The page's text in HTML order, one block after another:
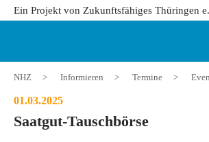
Ein Projekt von Zukunftsfähiges Thüringen
NHZ > Informieren > Termine >
01.03.2025
Saatgut-Tauschbörse